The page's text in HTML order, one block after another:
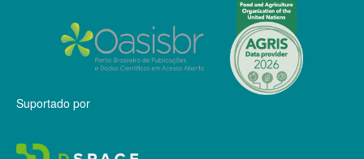
Suportado por